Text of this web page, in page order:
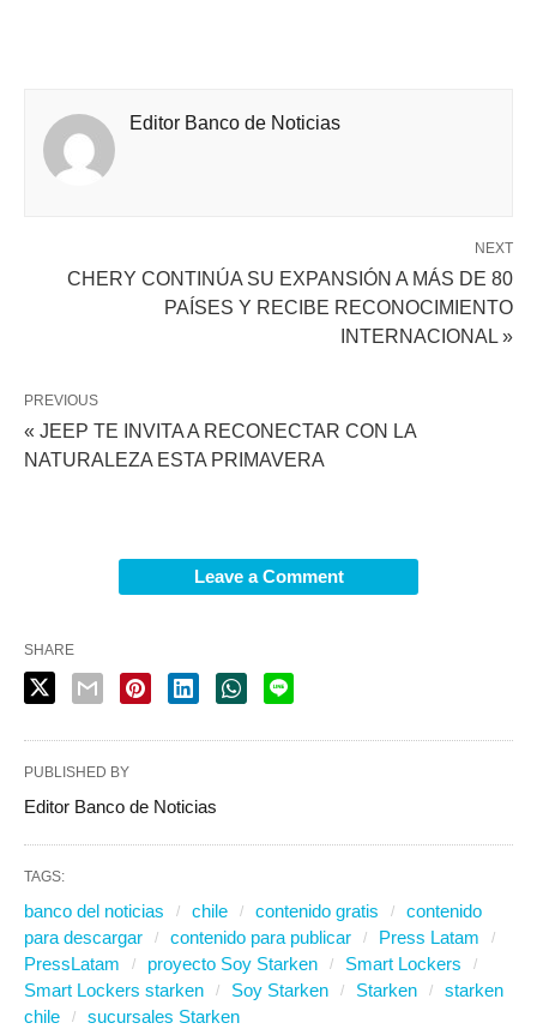
Editor Banco de Noticias
NEXT
CHERY CONTINÚA SU EXPANSIÓN A MÁS DE 80
PAÍSES Y RECIBE RECONOCIMIENTO
INTERNACIONAL »
PREVIOUS
« JEEP TE INVITA A RECONECTAR CON LA
NATURALEZA ESTA PRIMAVERA
Leave a Comment
SHARE
PUBLISHED BY
Editor Banco de Noticias
TAGS:
banco del noticias chile contenido gratis
contenido
para descargar
contenido para publicar
Press Latam
PressLatam
proyecto Soy Starken
Smart Lockers
Smart Lockers starken
Soy Starken Starken
starken
chile
sucursales Starken